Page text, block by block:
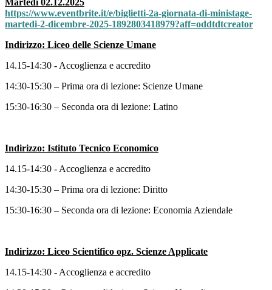
Martedì 02.12.2025
https://www.eventbrite.it/e/biglietti-2a-giornata-di-ministage-
martedi-2-dicembre-2025-1892803418979?aff=oddtdtcreator
Indirizzo: Liceo delle Scienze Umane
14.15-14:30 - Accoglienza e accredito
14:30-15:30 – Prima ora di lezione: Scienze Umane
15:30-16:30 – Seconda ora di lezione: Latino
Indirizzo: Istituto Tecnico Economico
14.15-14:30 - Accoglienza e accredito
14:30-15:30 – Prima ora di lezione: Diritto
15:30-16:30 – Seconda ora di lezione: Economia Aziendale
Indirizzo: Liceo Scientifico opz. Scienze Applicate
14.15-14:30 - Accoglienza e accredito